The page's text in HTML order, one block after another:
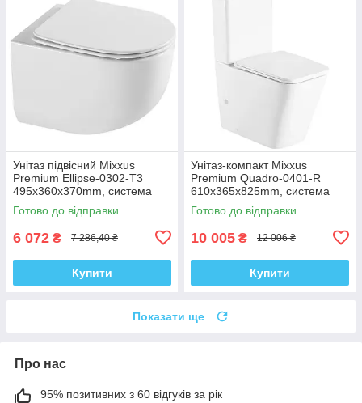
Унітаз підвісний Mixxus
Premium Ellipse-0302-T3
495x360x370mm, система
змиву Tornado 3.0 (MP6462)
Готово до відправки
6 072 ₴ 7 286,40 ₴
Купити
Унітаз-компакт Mixxus
Premium Quadro-0401-R
610x365x825mm, система
змиву RIMLESS (MP6457)
Готово до відправки
10 005 ₴ 12 006 ₴
Купити
Показати ще
Про нас
95% позитивних з 60 відгуків за рік